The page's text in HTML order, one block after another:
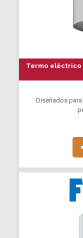
Termo eléctrico
Diseñados